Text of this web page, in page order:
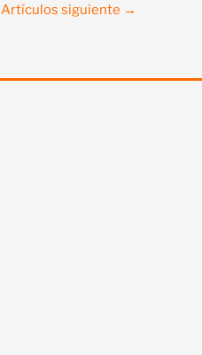
Artículos siguiente →